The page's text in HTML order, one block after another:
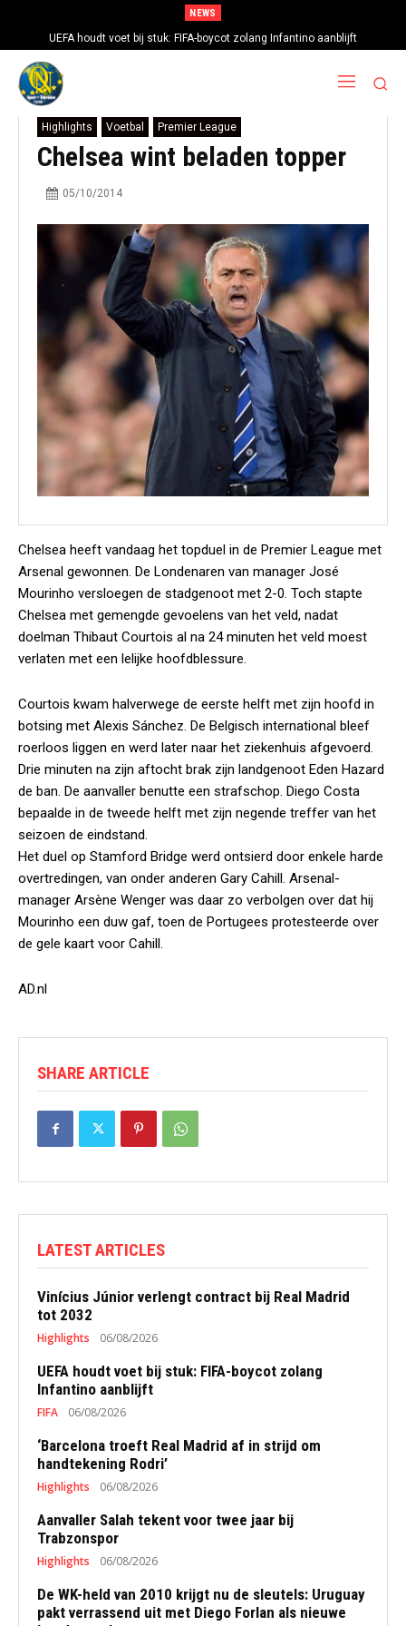
NEWS
UEFA houdt voet bij stuk: FIFA-boycot zolang Infantino aanblijft
Highlights Voetbal Premier League
Chelsea wint beladen topper
05/10/2014
Chelsea heeft vandaag het topduel in de Premier League met
Arsenal gewonnen. De Londenaren van manager José
Mourinho versloegen de stadgenoot met 2-0. Toch stapte
Chelsea met gemengde gevoelens van het veld, nadat
doelman Thibaut Courtois al na 24 minuten het veld moest
verlaten met een lelijke hoofdblessure.
Courtois kwam halverwege de eerste helft met zijn hoofd in
botsing met Alexis Sánchez. De Belgisch international bleef
roerloos liggen en werd later naar het ziekenhuis afgevoerd.
Drie minuten na zijn aftocht brak zijn landgenoot Eden Hazard
de ban. De aanvaller benutte een strafschop. Diego Costa
bepaalde in de tweede helft met zijn negende treffer van het
seizoen de eindstand.
Het duel op Stamford Bridge werd ontsierd door enkele harde
overtredingen, van onder anderen Gary Cahill. Arsenal-
manager Arsène Wenger was daar zo verbolgen over dat hij
Mourinho een duw gaf, toen de Portugees protesteerde over
de gele kaart voor Cahill.
AD.nl
SHARE ARTICLE
LATEST ARTICLES
Vinícius Júnior verlengt contract bij Real Madrid
tot 2032
Highlights 06/08/2026
UEFA houdt voet bij stuk: FIFA-boycot zolang
Infantino aanblijft
FIFA 06/08/2026
‘Barcelona troeft Real Madrid af in strijd om
handtekening Rodri’
Highlights 06/08/2026
Aanvaller Salah tekent voor twee jaar bij
Trabzonspor
Highlights 06/08/2026
De WK-held van 2010 krijgt nu de sleutels: Uruguay
pakt verrassend uit met Diego Forlan als nieuwe